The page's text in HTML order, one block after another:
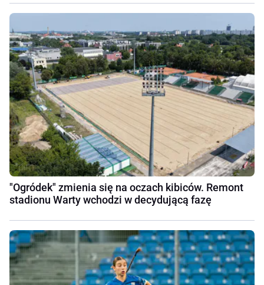
"Ogródek" zmienia się na oczach kibiców. Remont
stadionu Warty wchodzi w decydującą fazę